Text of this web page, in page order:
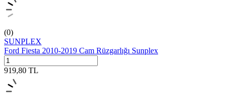
(0)
SUNPLEX
Ford Fiesta 2010-2019 Cam Rüzgarlığı Sunplex
919,80 TL